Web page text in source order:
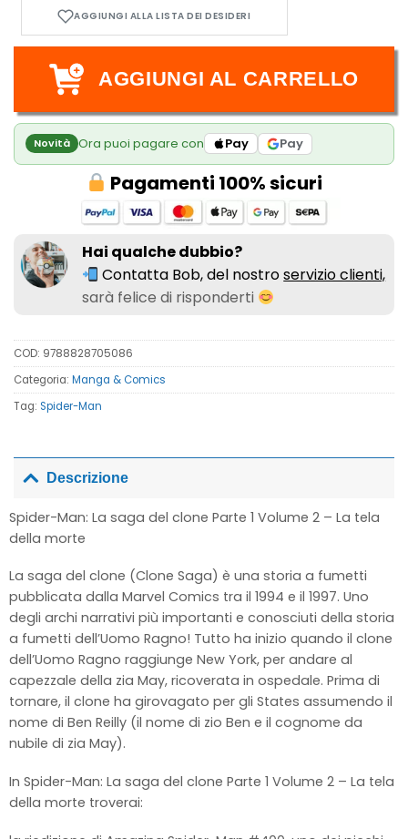
AGGIUNGI AL CARRELLO
Novità Ora puoi pagare con Pay Pay
Pagamenti 100% sicuri
Hai qualche dubbio?
Contatta Bob, del nostroservizio clienti,
sarà felice di risponderti
COD: 9788828705086
Categoria: Manga & Comics
Tag: Spider-Man
Descrizione
Spider-Man: La saga del clone Parte 1 Volume 2 – La tela
della morte
La saga del clone (Clone Saga) è una storia a fumetti
pubblicata dalla Marvel Comics tra il 1994 e il 1997. Uno
degli archi narrativi più importanti e conosciuti della storia
a fumetti dell’Uomo Ragno! Tutto ha inizio quando il clone
dell’Uomo Ragno raggiunge New York, per andare al
capezzale della zia May, ricoverata in ospedale. Prima di
tornare, il clone ha girovagato per gli States assumendo il
nome di Ben Reilly (il nome di zio Ben e il cognome da
nubile di zia May).
In Spider-Man: La saga del clone Parte 1 Volume 2 – La tela
della morte troverai: